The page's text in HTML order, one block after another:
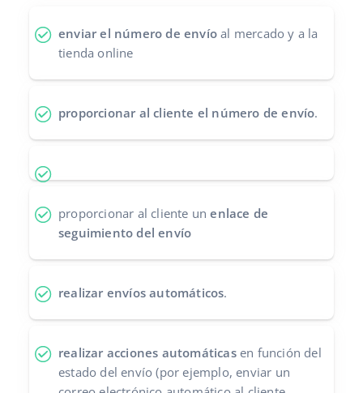
português (BR)
enviar el número de envío al mercado y a la
tienda online
proporcionar al cliente el número de envío.
proporcionar al cliente unenlace de
seguimiento del envío
realizar envíos automáticos.
realizar acciones automáticasen función del
estado del envío (por ejemplo, enviar un